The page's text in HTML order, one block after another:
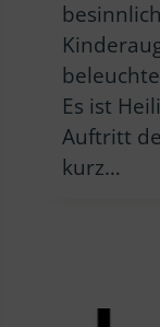
Es ist
Auftritt
kurz…